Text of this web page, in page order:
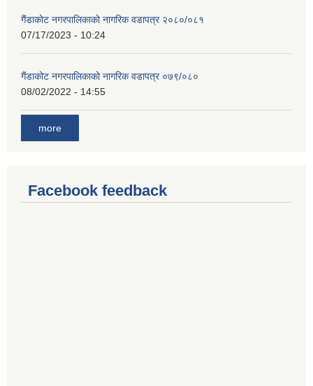
गैंडाकोट नगरपालिकाको नागरिक वडापत्र २०८०/०८१
07/17/2023 - 10:24
गैंडाकोट नगरपालिकाको नागरिक वडापत्र ०७९/०८०
08/02/2022 - 14:55
more
Facebook feedback